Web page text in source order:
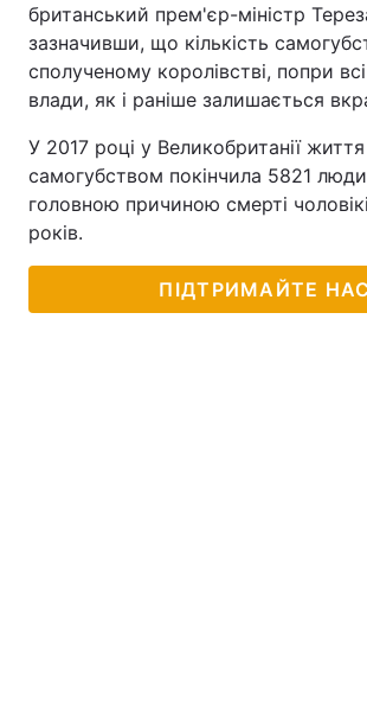
британський прем'єр-міністр
зазначивши, що кількість
сполученому королівстві, попри
влади, як і раніше залишається
У 2017 році у Великобританії життя
самогубством покінчила 5821
головною причиною смерті
років.
ПІДТРИМАЙТЕ НАС